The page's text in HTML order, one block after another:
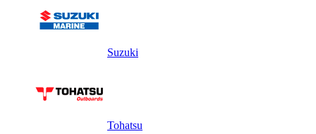
Suzuki
Tohatsu